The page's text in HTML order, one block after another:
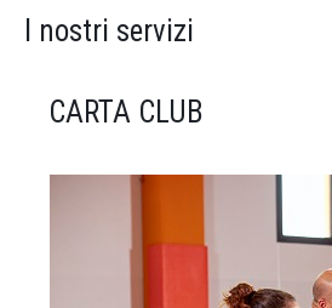
I nostri servizi
CARTA CLUB